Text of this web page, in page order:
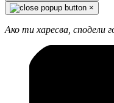
×
Ако ти харесва, сподели